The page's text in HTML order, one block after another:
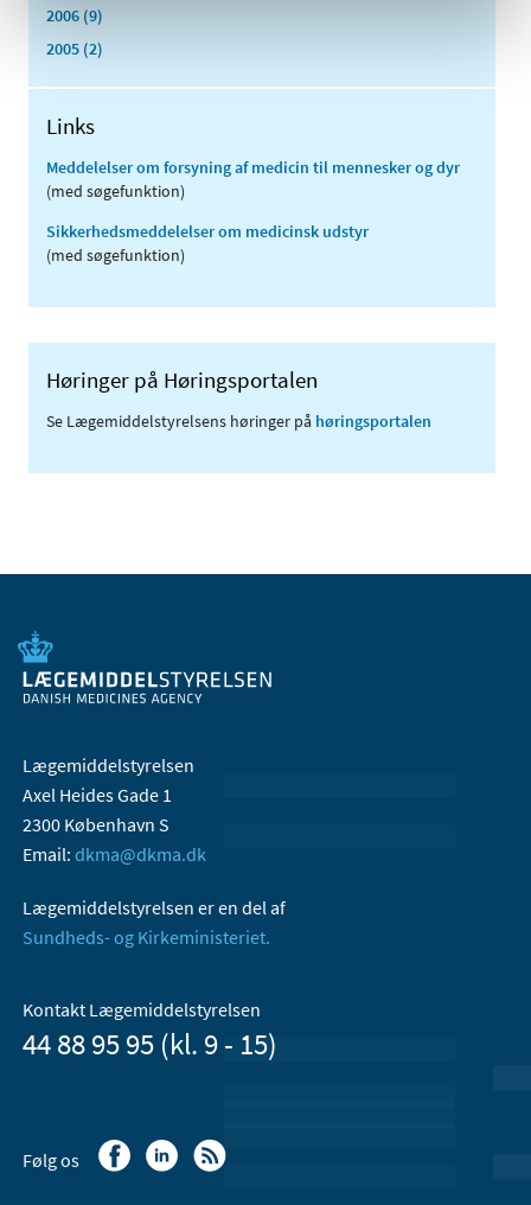
2006 (9)
2005 (2)
Links
Meddelelser om forsyning af medicin til mennesker og dyr
(med søgefunktion)
Sikkerhedsmeddelelser om medicinsk udstyr
(med søgefunktion)
Høringer på Høringsportalen
Se Lægemiddelstyrelsens høringer på høringsportalen
Lægemiddelstyrelsen
Axel Heides Gade 1
2300 København S
Email: dkma@dkma.dk
Lægemiddelstyrelsen er en del af
Sundheds- og Kirkeministeriet.
Kontakt Lægemiddelstyrelsen
44 88 95 95 (kl. 9 - 15)
Følg os